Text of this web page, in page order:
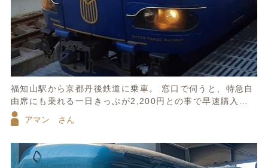
福知山駅から京都丹後鉄道に乗車。 窓口で伺うと、特急自
由席にも乗れる一日きっぷが2,200円との事で早速購入し
て「はしだて号」に乗車しました。
アマン さん